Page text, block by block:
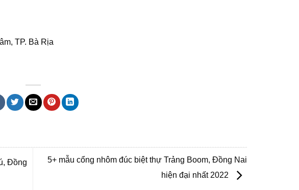
TP. Bà Rịa
Đồng
5+ mẫu cổng nhôm đúc biệt thự Trảng Boom, Đồng Nai
hiện đại nhất 2022